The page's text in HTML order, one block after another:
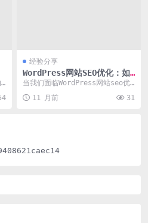
经验分享
WordPress网站SEO优化：如
何提升网站在百度和谷歌的搜
当我们面临WordPress网站seo优
和谷歌的搜...
11 月前 31